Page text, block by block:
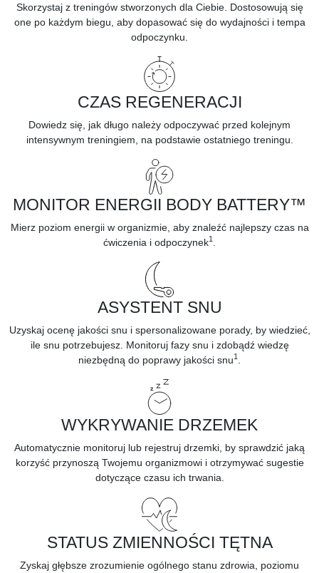
Skorzystaj z treningów stworzonych dla Ciebie. Dostosowują się
one po każdym biegu, aby dopasować się do wydajności i tempa
odpoczynku.
CZAS REGENERACJI
Dowiedz się, jak długo należy odpoczywać przed kolejnym
intensywnym treningiem, na podstawie ostatniego treningu.
MONITOR ENERGII BODY BATTERY™
Mierz poziom energii w organizmie, aby znaleźć najlepszy czas na
ćwiczenia i odpoczynek1
ASYSTENT SNU
Uzyskaj ocenę jakości snu i spersonalizowane porady, by wiedzieć,
ile snu potrzebujesz. Monitoruj fazy snu i zdobądź wiedzę
niezbędną do poprawy jakości snu1
WYKRYWANIE DRZEMEK
Automatycznie monitoruj lub rejestruj drzemki, by sprawdzić jaką
korzyść przynoszą Twojemu organizmowi i otrzymywać sugestie
dotyczące czasu ich trwania.
STATUS ZMIENNOŚCI TĘTNA
Zyskaj głębsze zrozumienie ogólnego stanu zdrowia, poziomu